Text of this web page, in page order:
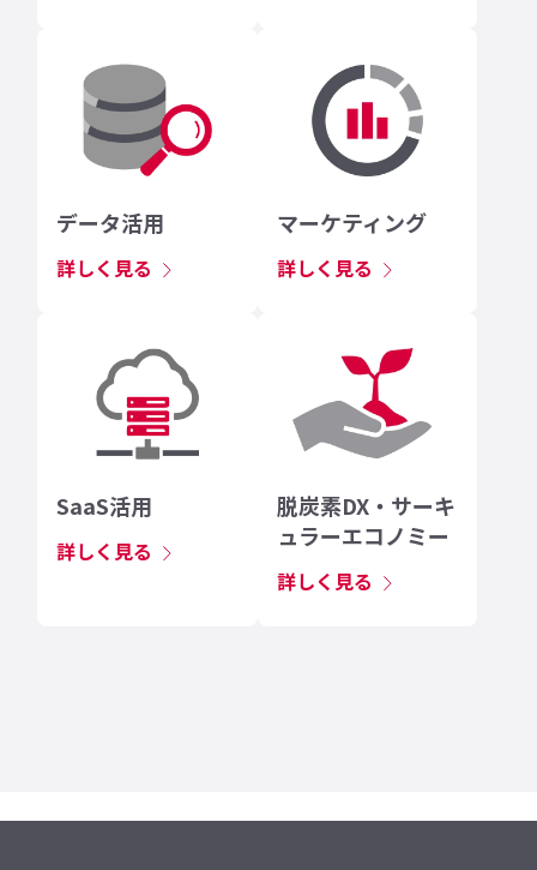
データ活用
詳しく見る
マーケティング
詳しく見る
SaaS活用
詳しく見る
脱炭素DX・サーキ
ュラーエコノミー
詳しく見る